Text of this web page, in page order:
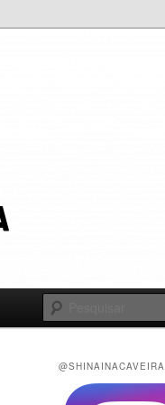
@SHINAINACAVEIRA